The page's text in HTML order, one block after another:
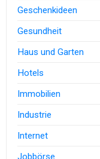
Geschenkideen
Gesundheit
Haus und Garten
Hotels
Immobilien
Industrie
Internet
Jobbörse